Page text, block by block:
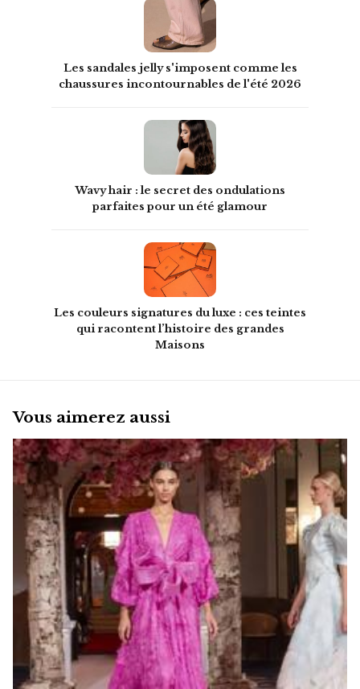
Les sandales jelly s'imposent comme les
chaussures incontournables de l'été 2026
Wavy hair : le secret des ondulations
parfaites pour un été glamour
Les couleurs signatures du luxe : ces teintes
qui racontent l’histoire des grandes
Maisons
Vous aimerez aussi